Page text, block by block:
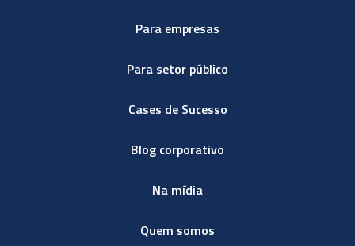
Para empresas
Para setor público
Cases de Sucesso
Blog corporativo
Na mídia
Quem somos